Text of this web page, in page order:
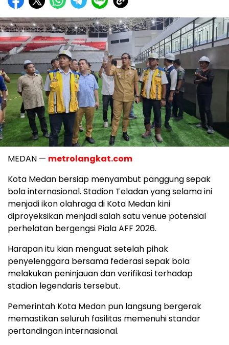
MEDAN — metrolangkat.com
Kota Medan bersiap menyambut panggung sepak
bola internasional. Stadion Teladan yang selama ini
menjadi ikon olahraga di Kota Medan kini
diproyeksikan menjadi salah satu venue potensial
perhelatan bergengsi Piala AFF 2026.
Harapan itu kian menguat setelah pihak
penyelenggara bersama federasi sepak bola
melakukan peninjauan dan verifikasi terhadap
stadion legendaris tersebut.
Pemerintah Kota Medan pun langsung bergerak
memastikan seluruh fasilitas memenuhi standar
pertandingan internasional.